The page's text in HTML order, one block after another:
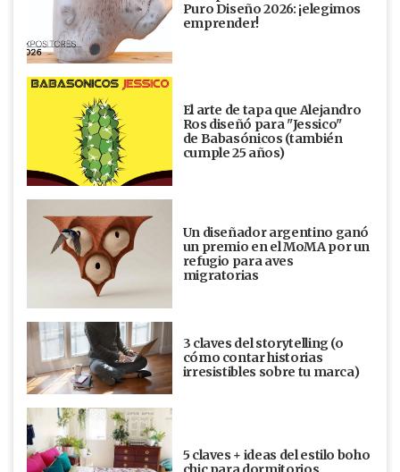
Puro Diseño 2026: ¡elegimos
emprender!
El arte de tapa que Alejandro
Ros diseñó para "Jessico"
de Babasónicos (también
cumple 25 años)
Un diseñador argentino ganó
un premio en el MoMA por un
refugio para aves
migratorias
3 claves del storytelling (o
cómo contar historias
irresistibles sobre tu marca)
5 claves + ideas del estilo boho